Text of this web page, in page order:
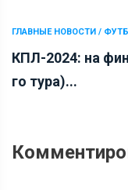
ГЛАВНЫЕ НОВОСТИ /
КПЛ-2024: на
го тура)...